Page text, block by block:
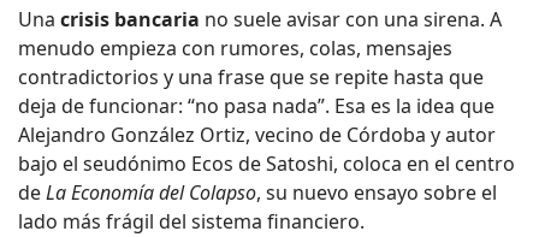
Una crisis bancaria no suele avisar con una sirena. A
menudo empieza con rumores, colas, mensajes
contradictorios y una frase que se repite hasta que
deja de funcionar: “no pasa nada”. Esa es la idea que
Alejandro González Ortiz, vecino de Córdoba y autor
bajo el seudónimo Ecos de Satoshi, coloca en el centro
deLa Economía del Colapso, su nuevo ensayo sobre el
lado más frágil del sistema financiero.